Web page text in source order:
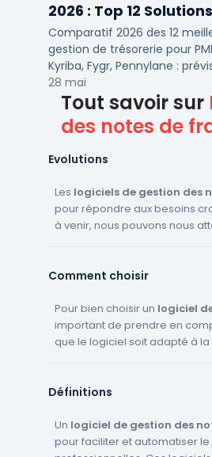
2026 : Top 12
ETI
Comparatif 2026 des 12
gestion de trésorerie pour
Kyriba, Fygr, Pennylane :
consolidation bancaire, tarifs
28 mai
Tout savoir sur
des notes de
Evolutions
Les logiciels de gestion des
pour répondre aux besoins
à venir, nous pouvons nous
automatiquement
avec d'autres systèmes, tels
sera probablement
coordination entre les
depuis leur smartphone, ce qui
plus efficace et moins
Comment choisir
Pour bien choisir un logiciel
important de prendre en
que le logiciel soit adapté à
utiliser pour tous les
logiciel doit être en mesure
outils que vous utilisez déjà
Définitions
Un logiciel de gestion des
pour faciliter et automatiser